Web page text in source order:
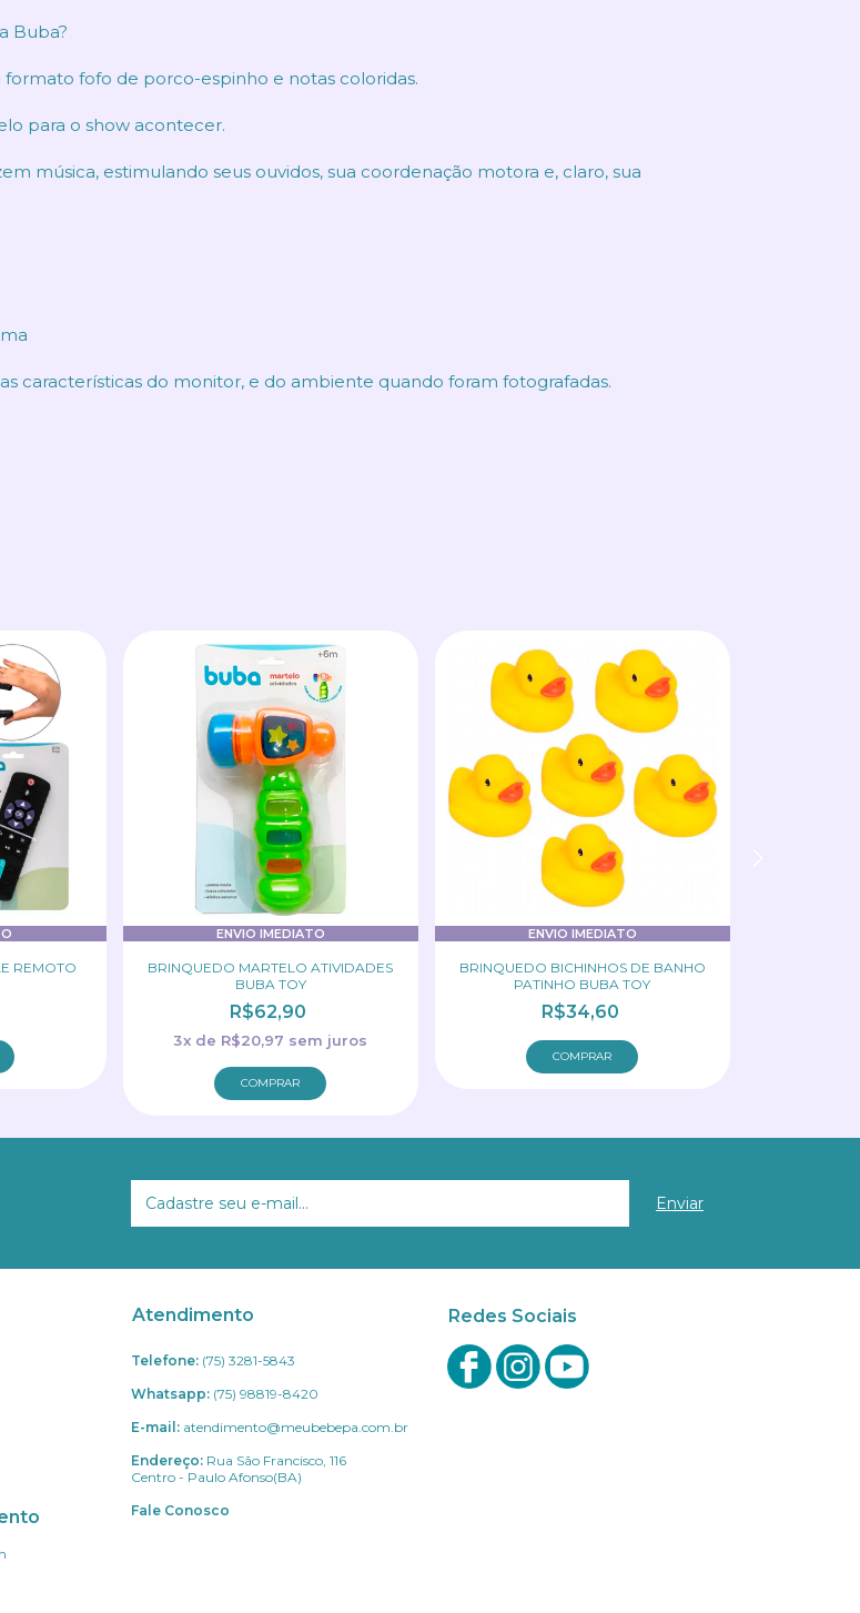
Buba?
fofo de porco-espinho e notas coloridas.
para o show acontecer.
música, estimulando seus ouvidos, sua coordenação motora e, claro, sua
características do monitor, e do ambiente quando foram fotografadas.
REMOTO
ENVIO IMEDIATO
BRINQUEDO MARTELO ATIVIDADES
BUBA TOY
R$62,90
3x de R$20,97 sem juros
ENVIO IMEDIATO
BRINQUEDO BICHINHOS DE BANHO
PATINHO BUBA TOY
R$34,60
Atendimento
Telefone: (75) 3281-5843
Whatsapp: (75) 98819-8420
E-mail: atendimento@meubebepa.com.br
Endereço: Rua São Francisco, 116
Centro - Paulo Afonso(BA)
Fale Conosco
Redes Sociais